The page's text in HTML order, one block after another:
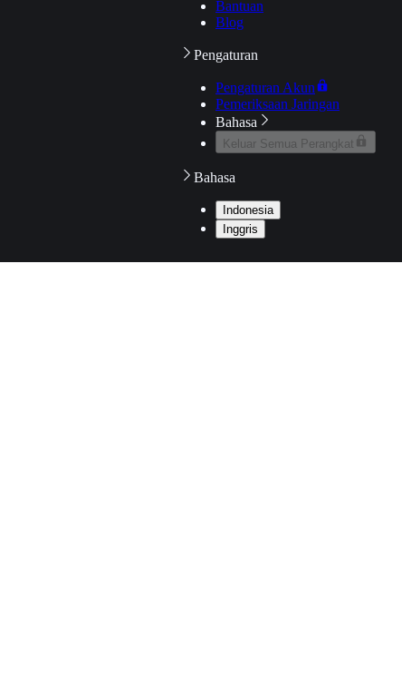
Bantuan
Blog
Pengaturan
Pengaturan Akun
Pemeriksaan Jaringan
Bahasa
Keluar Semua Perangkat
Bahasa
Indonesia
Inggris